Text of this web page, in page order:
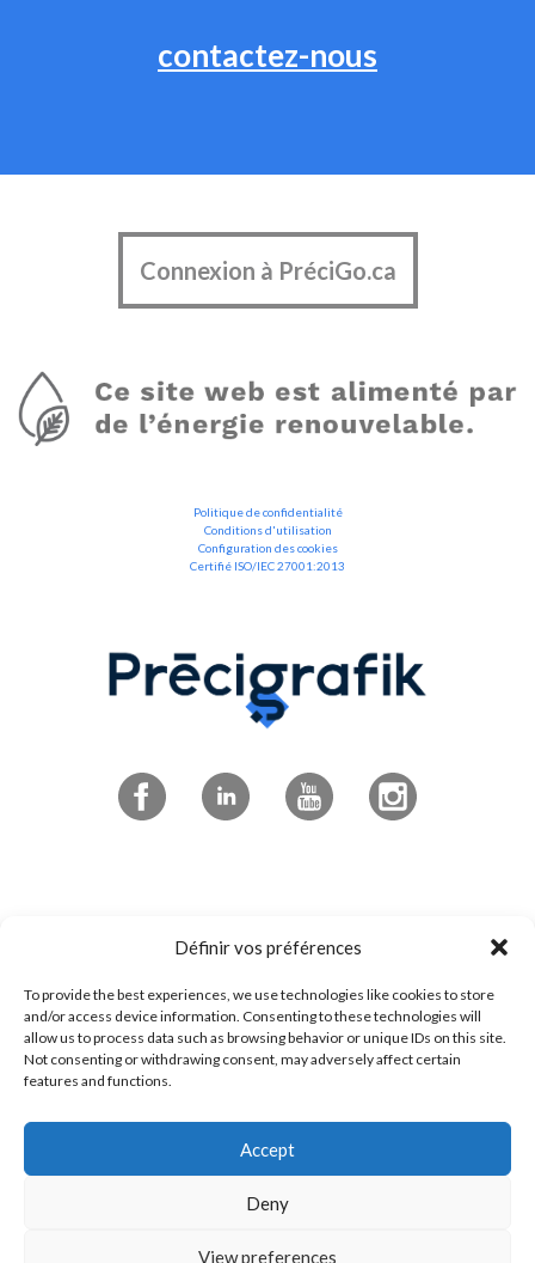
Définir vos préférences
To provide the best experiences, we use technologies like cookies to store
and/or access device information. Consenting to these technologies will
allow us to process data such as browsing behavior or unique IDs on this site.
Not consenting or withdrawing consent, may adversely affect certain
features and functions.
Accept
Deny
View preferences
contactez-nous
Connexion à PréciGo.ca
Politique de confidentialité
Conditions d'utilisation
Configuration des cookies
Certifié ISO/IEC 27001:2013
4545 boulevard de Portland
Sherbrooke, QC
1 800 294-0233